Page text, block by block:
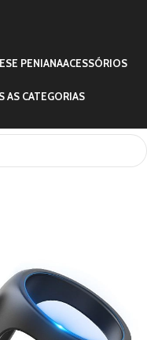
PENIANAACESSÓRIOS
AS CATEGORIAS